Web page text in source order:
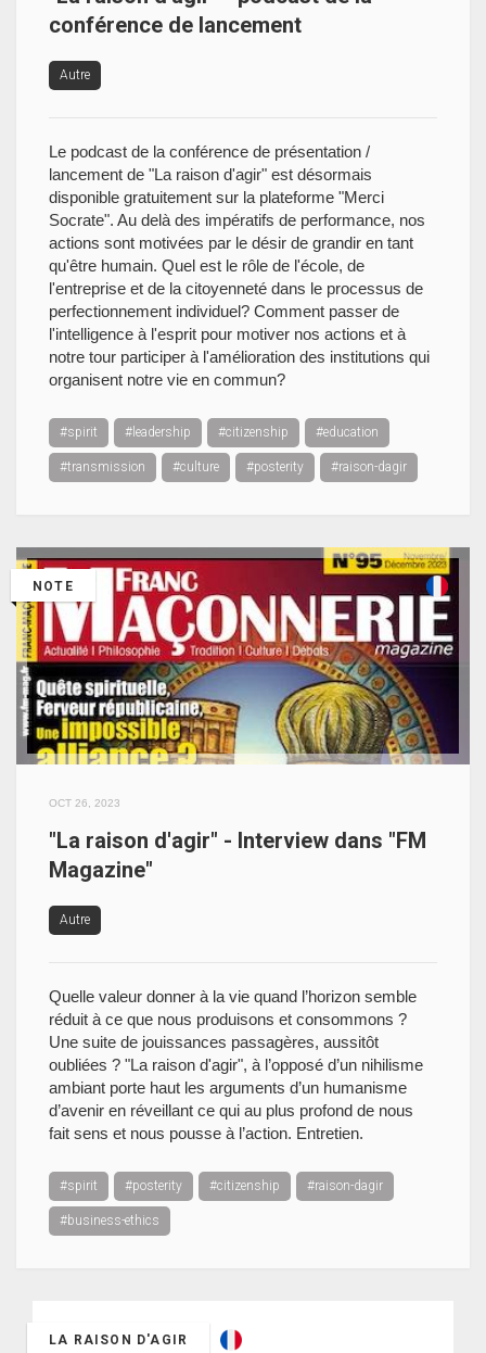
conférence de lancement
Autre
Le podcast de la conférence de présentation /
lancement de "La raison d'agir" est désormais
disponible gratuitement sur la plateforme "Merci
Socrate". Au delà des impératifs de performance, nos
actions sont motivées par le désir de grandir en tant
qu'être humain. Quel est le rôle de l'école, de
l'entreprise et de la citoyenneté dans le processus de
perfectionnement individuel? Comment passer de
l'intelligence à l'esprit pour motiver nos actions et à
notre tour participer à l'amélioration des institutions qui
organisent notre vie en commun?
#spirit #leadership #citizenship #education
#transmission #culture #posterity #raison-dagir
NOTE
OCT 26, 2023
"La raison d'agir" - Interview dans "FM
Magazine"
Autre
Quelle valeur donner à la vie quand l’horizon semble
réduit à ce que nous produisons et consommons ?
Une suite de jouissances passagères, aussitôt
oubliées ? "La raison d'agir", à l’opposé d’un nihilisme
ambiant porte haut les arguments d’un humanisme
d’avenir en réveillant ce qui au plus profond de nous
fait sens et nous pousse à l’action. Entretien.
#spirit #posterity #citizenship #raison-dagir
#business-ethics
LA RAISON D'AGIR